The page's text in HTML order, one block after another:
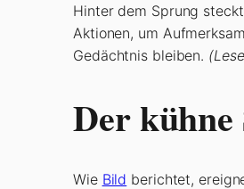
Hinter dem Sprung
Aktionen, um
Gedächtnis bleiben.
Der kühne
Wie Bild berichtet,